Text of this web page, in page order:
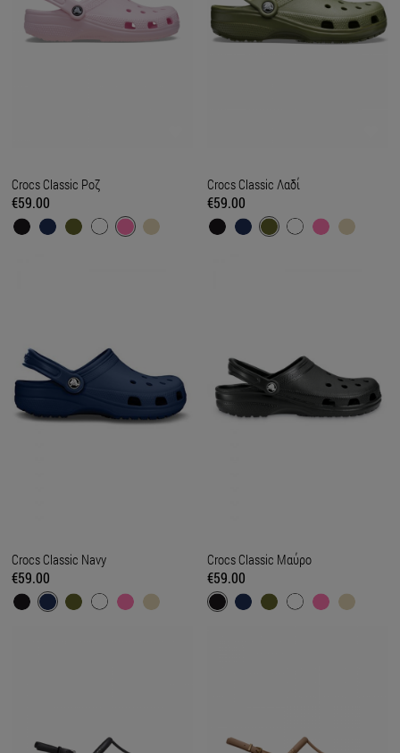
Crocs Classic Ροζ
€59.00
Crocs Classic Λαδί
€59.00
Crocs Classic Navy
€59.00
Crocs Classic Μαύρο
€59.00